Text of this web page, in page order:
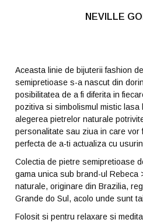
NEVILLE
Aceasta linie de bijuterii fashion
semipretioase s-a nascut din
posibilitatea de a fi diferita in
pozitiva si simbolismul mistic lasa
alegerea pietrelor naturale
personalitate sau ziua in care vor
perfecta de a-ti actualiza cu
Colectia de pietre semipretioase
gama unica sub brand-ul Rebeca
naturale, originare din Brazilia,
Grande do Sul, acolo unde sunt
Folosit si pentru relaxare si